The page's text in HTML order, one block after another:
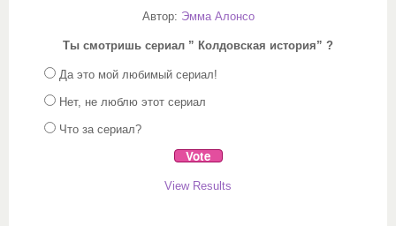
Автор: Эмма Алонсо
Ты смотришь сериал ” Колдовская история” ?
Да это мой любимый сериал!
Нет, не люблю этот сериал
Что за сериал?
View Results